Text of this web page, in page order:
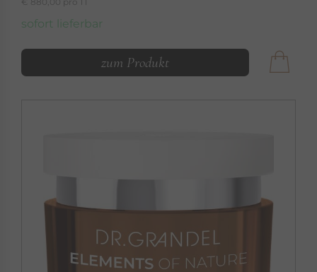
sofort lieferbar
zum Produkt